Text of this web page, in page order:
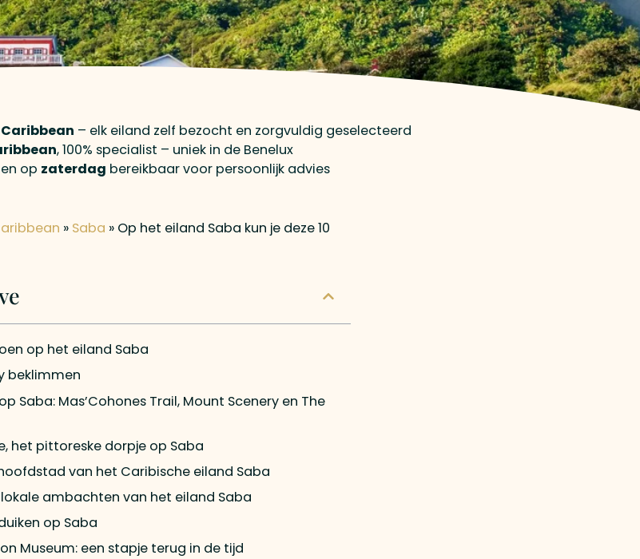
– elk eiland zelf bezocht en zorgvuldig geselecteerd
, 100% specialist – uniek in de Benelux
en op zaterdag bereikbaar voor persoonlijk advies
» Saba » Op het eiland Saba kun je deze 10
op het eiland Saba
beklimmen
Saba: Mas’Cohones Trail, Mount Scenery en The
het pittoreske dorpje op Saba
van het Caribische eiland Saba
ambachten van het eiland Saba
op Saba
Museum: een stapje terug in de tijd